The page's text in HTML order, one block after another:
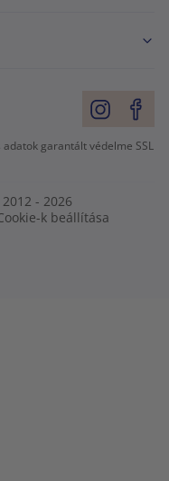
garantált védelme SSL
- 2026
k beállítása